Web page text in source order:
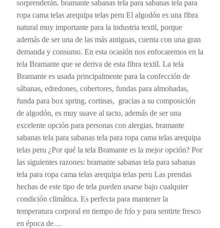
sorprenderán. bramante sabanas tela para sabanas tela para
ropa cama telas arequipa telas peru El algodón es una fibra
natural muy importante para la industria textil, porque
además de ser una de las más antiguas, cuenta con una gran
demanda y consumo. En esta ocasión nos enfocaremos en la
tela Bramante que se deriva de esta fibra textil. La tela
Bramante es usada principalmente para la confección de
sábanas, edredones, cobertores, fundas para almohadas,
funda para box spring, cortinas, gracias a su composición
de algodón, es muy suave al tacto, además de ser una
excelente opción para personas con alergias. bramante
sabanas tela para sabanas tela para ropa cama telas arequipa
telas peru ¿Por qué la tela Bramante es la mejor opción? Por
las siguientes razones: bramante sabanas tela para sabanas
tela para ropa cama telas arequipa telas peru Las prendas
hechas de este tipo de tela pueden usarse bajo cualquier
condición climática. Es perfecta para mantener la
temperatura corporal en tiempo de frío y para sentirte fresco
en época de…